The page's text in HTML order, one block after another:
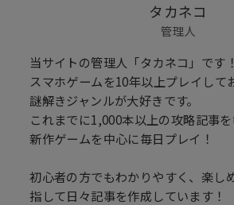
タカネコ
管理人
当サイトの管理人「タカネコ」です！
スマホゲームを10年以上プレイして
謎解きジャンルが大好きです。
これまでに1,000本以上の攻略記事
新作ゲームを中心に毎日プレイ！
初心者の方でもわかりやすく、楽し
指して日々記事を作成しています！